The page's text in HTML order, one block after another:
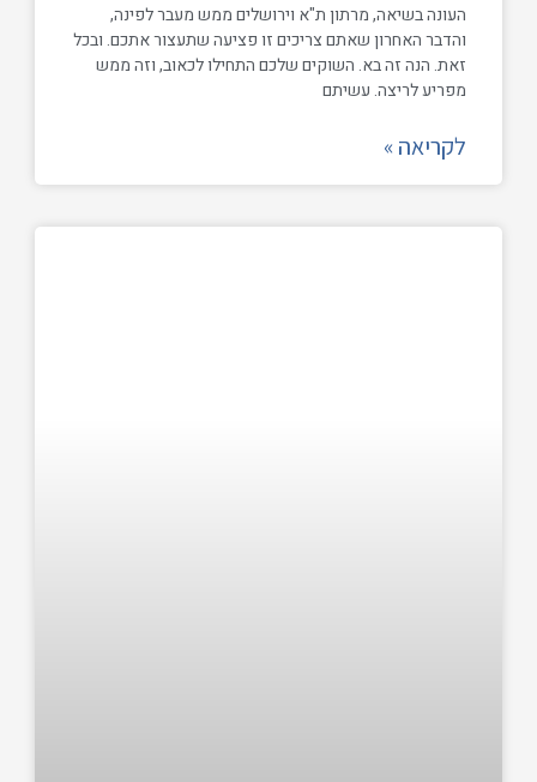
העונה בשיאה, מרתון ת"א וירושלים ממש מעבר לפינה,
והדבר האחרון שאתם צריכים זו פציעה שתעצור אתכם. ובכל
זאת. הנה זה בא. השוקים שלכם התחילו לכאוב, וזה ממש
מפריע לריצה. עשיתם
לקריאה »